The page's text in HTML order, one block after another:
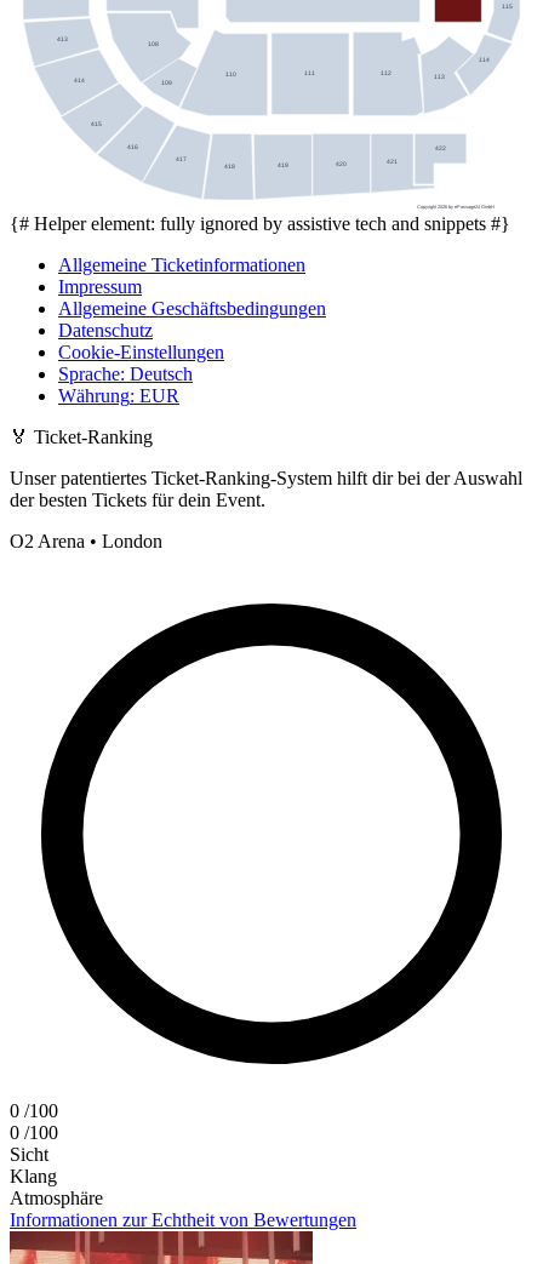
422
421
420
419
418
417
416
415
414
413
115
114
113
112
111
110
109
108
Copyright 2026 by ePassage24 GmbH
{# Helper element: fully ignored by assistive tech and snippets #}
Allgemeine Ticketinformationen
Impressum
Allgemeine Geschäftsbedingungen
Datenschutz
Cookie-Einstellungen
Sprache: Deutsch
Währung: EUR
🏅 Ticket-Ranking
Unser patentiertes Ticket-Ranking-System hilft dir bei der Auswahl
der besten Tickets für dein Event.
O2 Arena • London
0 /100
0 /100
Sicht
Klang
Atmosphäre
Informationen zur Echtheit von Bewertungen